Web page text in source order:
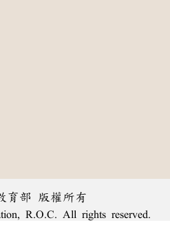
育部 版權所有
R.O.C. All rights reserved.